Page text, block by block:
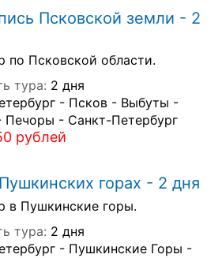
Псковской земли - 2
по Псковской области.
тура: 2 дня
- Псков - Выбуты -
Печоры - Санкт-Петербург
рублей
горах - 2 дня
в Пушкинские горы.
тура: 2 дня
- Пушкинские Горы -